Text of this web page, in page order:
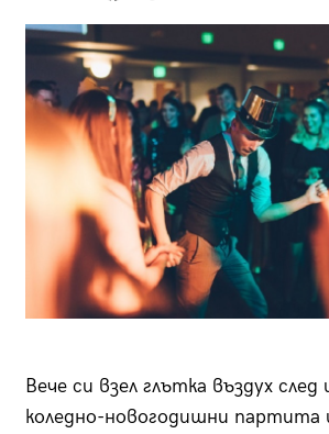
Вече си взел глътка въздух
коледно-новогодишни партита